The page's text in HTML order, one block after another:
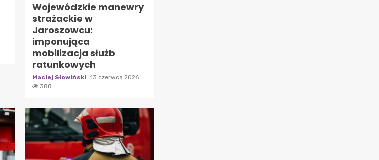
Wojewódzkie manewry
strażackie w
Jaroszowcu:
imponująca
mobilizacja służb
ratunkowych
Maciej Słowiński
13 czerwca 2026
388